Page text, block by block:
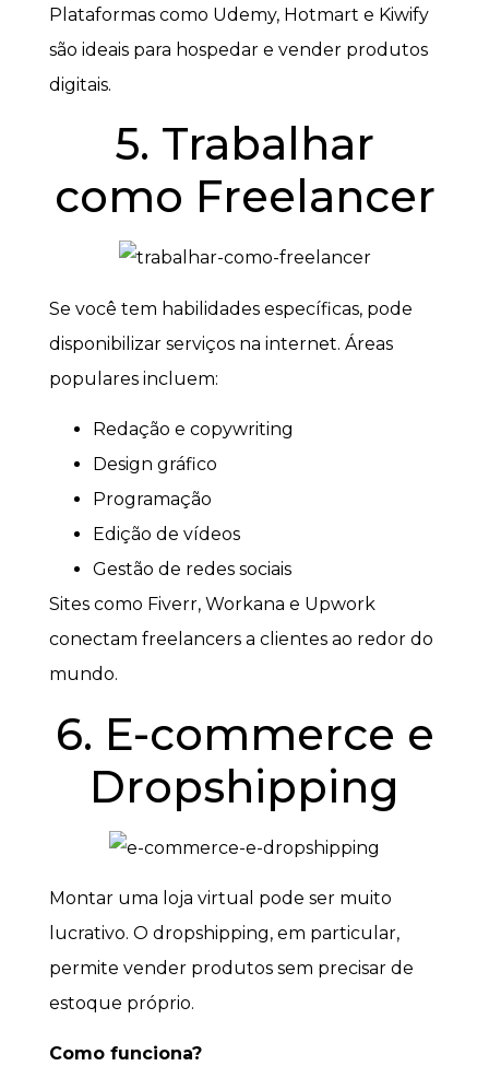
Plataformas como Udemy, Hotmart e Kiwify
são ideais para hospedar e vender produtos
digitais.
5. Trabalhar
como Freelancer
Se você tem habilidades específicas, pode
disponibilizar serviços na internet. Áreas
populares incluem:
Redação e copywriting
Design gráfico
Programação
Edição de vídeos
Gestão de redes sociais
Sites como Fiverr, Workana e Upwork
conectam freelancers a clientes ao redor do
mundo.
6. E-commerce e
Dropshipping
Montar uma loja virtual pode ser muito
lucrativo. O dropshipping, em particular,
permite vender produtos sem precisar de
estoque próprio.
Como funciona?